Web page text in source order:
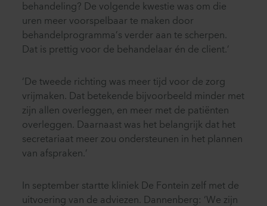
behandeling? De volgende kwestie was om die
uren meer voorspelbaar te maken door
behandelprogramma’s verder aan te scherpen.
Dat is prettig voor de behandelaar én de client.’
‘De tweede richting was meer tijd voor de zorg
vrijmaken. Dat betekende bijvoorbeeld minder met
zijn allen overleggen, en meer met de patiënten
overleggen. Daarnaast was het belangrijk dat het
secretariaat meer zou ondersteunen in het plannen
van afspraken.’
In september startte kliniek De Fontein zelf met de
uitvoering van de adviezen. Dannenberg: ‘We zijn